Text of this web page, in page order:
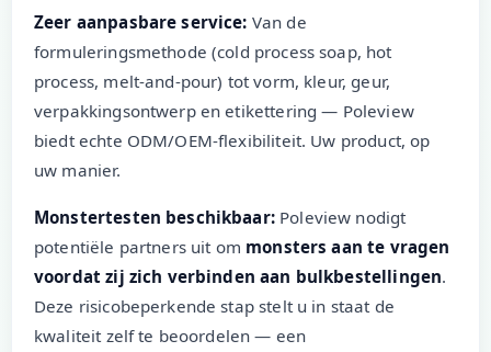
Zeer aanpasbare service: Van de
formuleringsmethode (cold process soap, hot
process, melt-and-pour) tot vorm, kleur, geur,
verpakkingsontwerp en etikettering — Poleview
biedt echte ODM/OEM-flexibiliteit. Uw product, op
uw manier.
Monstertesten beschikbaar:Poleview nodigt
potentiële partners uit om monsters aan te vragen
voordat zij zich verbinden aan bulkbestellingen.
Deze risicobeperkende stap stelt u in staat de
kwaliteit zelf te beoordelen — een